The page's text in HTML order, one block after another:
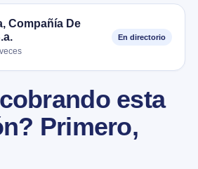
Compañía De
En directorio
esta
Primero,